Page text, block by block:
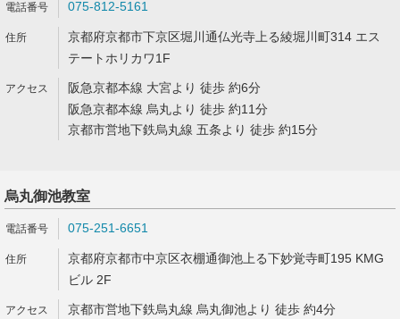
075-812-5161
京都府京都市下京区堀川通仏光寺上る綾堀川町314 エス
テートホリカワ1F
阪急京都本線 大宮より 徒歩 約6分
阪急京都本線 烏丸より 徒歩 約11分
京都市営地下鉄烏丸線 五条より 徒歩 約15分
烏丸御池教室
075-251-6651
京都府京都市中京区衣棚通御池上る下妙覚寺町195 KMG
ビル 2F
京都市営地下鉄烏丸線 烏丸御池より 徒歩 約4分